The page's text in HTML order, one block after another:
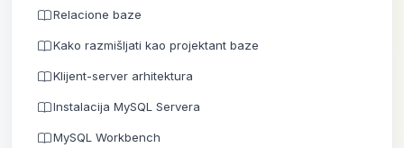
Relacione baze
Kako razmišljati kao projektant baze
Klijent-server arhitektura
Instalacija MySQL Servera
MySQL Workbench